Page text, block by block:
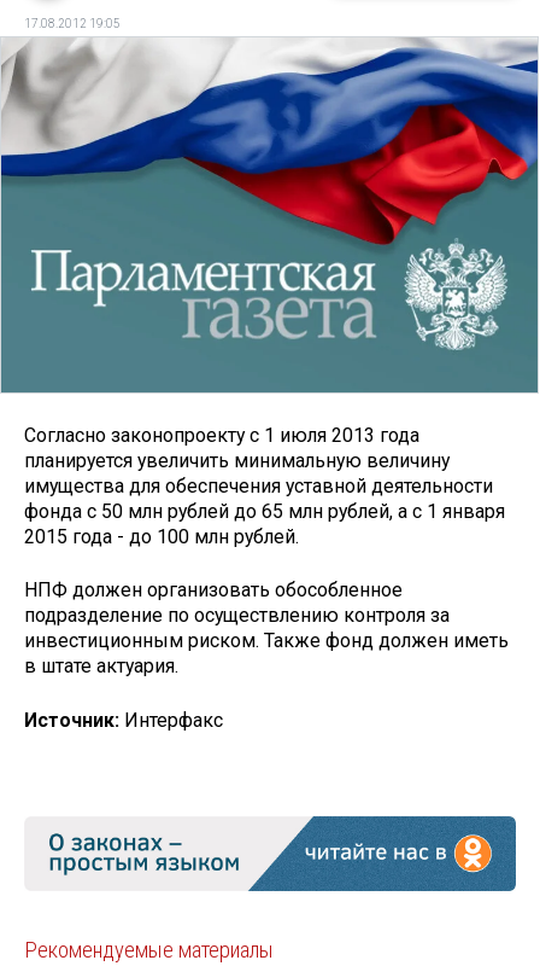
17.08.2012 19:05
Согласно законопроекту с 1 июля 2013 года
планируется увеличить минимальную величину
имущества для обеспечения уставной деятельности
фонда с 50 млн рублей до 65 млн рублей, а с 1 января
2015 года - до 100 млн рублей.
НПФ должен организовать обособленное
подразделение по осуществлению контроля за
инвестиционным риском. Также фонд должен иметь
в штате актуария.
Источник: Интерфакс
Рекомендуемые материалы